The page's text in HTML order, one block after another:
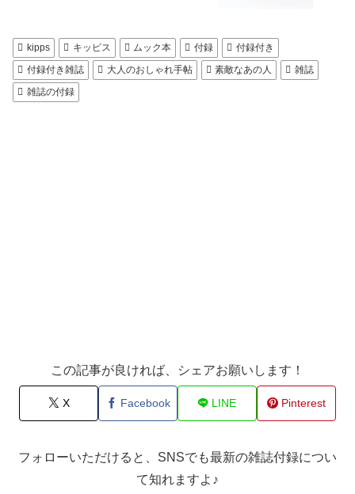
kipps キッピス ムック本 付録
付録付き
付録付き雑誌
大人のおしゃれ手帖 素敵なあの人
雑誌
雑誌の付録
この記事が良ければ、シェアお願いします！
X Facebook LINE Pinterest
フォローいただけると、SNSでも最新の雑誌付録につい
て知れますよ♪